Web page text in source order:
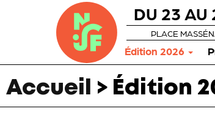
DU 23 AU
PLACE
Édition 2026
Accueil > Édition